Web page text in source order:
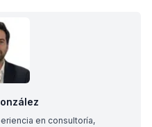
en consultoría,